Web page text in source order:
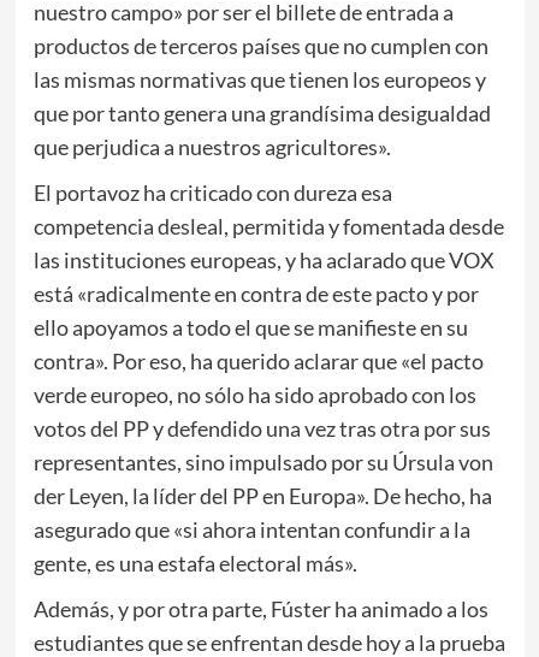
nuestro campo» por ser el billete de entrada a
productos de terceros países que no cumplen con
las mismas normativas que tienen los europeos y
que por tanto genera una grandísima desigualdad
que perjudica a nuestros agricultores».
El portavoz ha criticado con dureza esa
competencia desleal, permitida y fomentada desde
las instituciones europeas, y ha aclarado que VOX
está «radicalmente en contra de este pacto y por
ello apoyamos a todo el que se manifieste en su
contra». Por eso, ha querido aclarar que «el pacto
verde europeo, no sólo ha sido aprobado con los
votos del PP y defendido una vez tras otra por sus
representantes, sino impulsado por su Úrsula von
der Leyen, la líder del PP en Europa». De hecho, ha
asegurado que «si ahora intentan confundir a la
gente, es una estafa electoral más».
Además, y por otra parte, Fúster ha animado a los
estudiantes que se enfrentan desde hoy a la prueba